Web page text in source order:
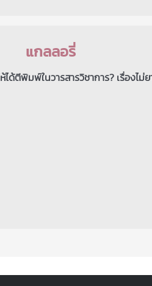
แกลลอรี่
ได้ตีพิมพ์ในวารสารวิชาการ? เรื่องไ